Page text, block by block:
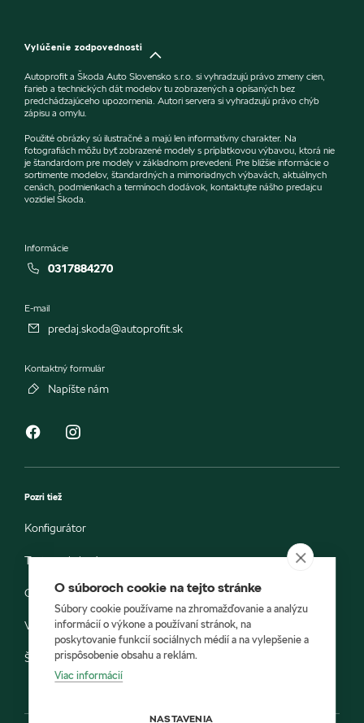
Vylúčenie zodpovednosti
Autoprofit a Škoda Auto Slovensko s.r.o. si vyhradzujú právo zmeny cien,
farieb a technických dát modelov tu zobrazených a opísaných bez
predchádzajúceho upozornenia. Autori servera si vyhradzujú právo chýb
zápisu a omylu.
Použité obrázky sú ilustračné a majú len informatívny charakter. Na
fotografiách môžu byť zobrazené modely s príplatkovou výbavou, ktorá nie
je štandardom pre modely v základnom prevedení. Pre bližšie informácie o
sortimente modelov, štandardných a mimoriadnych výbavách, aktuálnych
cenách, podmienkach a termínoch dodávok, kontaktujte nášho predajcu
vozidiel Škoda.
Informácie
0317884270
E-mail
predaj.skoda@autoprofit.sk
Kontaktný formulár
Napíšte nám
Pozri tiež
Konfigurátor
Testovacia jazda
Objednávka do servisu
Vozidlá ihneď k odberu
Škoda E-shop
O súboroch cookie na tejto stránke
Súbory cookie používame na zhromažďovanie a analýzu
informácií o výkone a používaní stránok, na
poskytovanie funkcií sociálnych médií a na vylepšenie a
prispôsobenie obsahu a reklám.
Viac informácií
NASTAVENIA